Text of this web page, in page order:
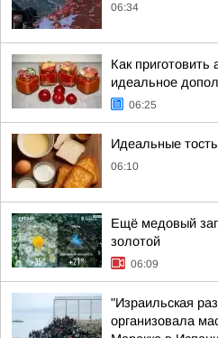
06:34
Как
идеальное
06:25
Идеальные
06:10
Ещё медовый
золотой
06:09
"Израильская
организовала